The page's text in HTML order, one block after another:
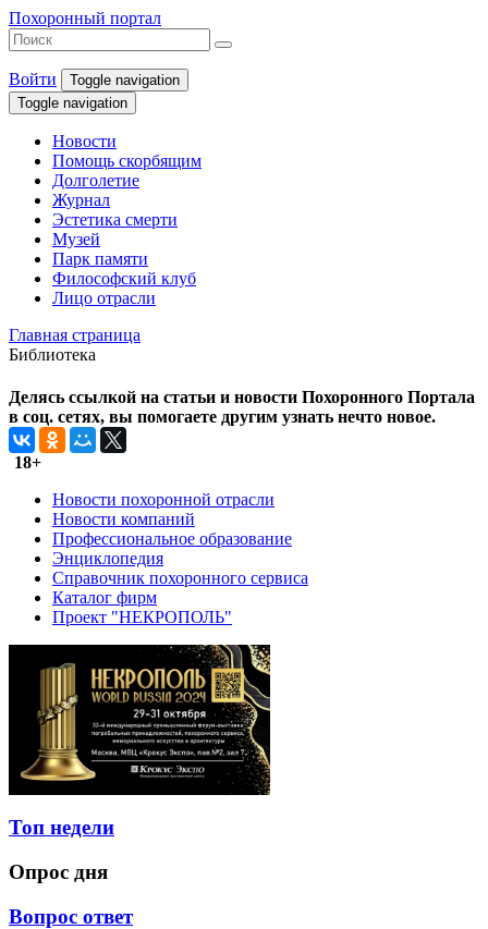
Похоронный портал
Войти
Toggle navigation
Toggle navigation
Новости
Помощь скорбящим
Долголетие
Журнал
Эстетика смерти
Музей
Парк памяти
Философский клуб
Лицо отрасли
Главная страница
Библиотека
Делясь ссылкой на статьи и новости Похоронного Портала
в соц. сетях, вы помогаете другим узнать нечто новое.
18+
Новости похоронной отрасли
Новости компаний
Профессиональное образование
Энциклопедия
Справочник похоронного сервиса
Каталог фирм
Проект "НЕКРОПОЛЬ"
Топ недели
Опрос дня
Вопрос ответ